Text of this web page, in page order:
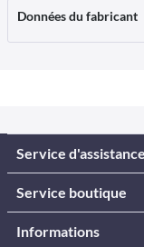
Données du fabricant
Service
Service boutique
Informations